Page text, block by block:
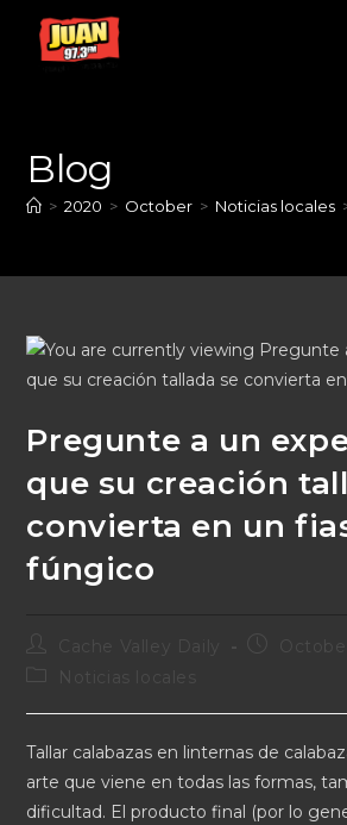
Blog
> 2020 > October > Noticias locales
Pregunte a un
que su creación
convierta en un
fúngico
Noticias locales
Tallar calabazas en linternas de
arte que viene en todas las formas,
dificultad. El producto final (por lo